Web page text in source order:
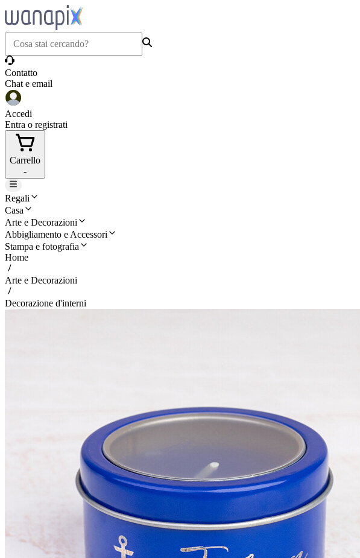
Contatto
Chat e email
Accedi
Entra o registrati
Carrello
-
Regali
Casa
Arte e Decorazioni
Abbigliamento e Accessori
Stampa e fotografia
Home
Arte e Decorazioni
Decorazione d'interni